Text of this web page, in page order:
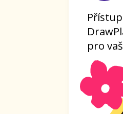
Tipy na
budete
inspiraci